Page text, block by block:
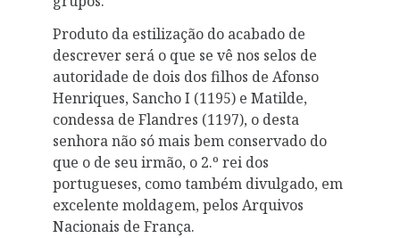
Produto da estilização do acabado de
descrever será o que se vê nos selos de
autoridade de dois dos filhos de Afonso
Henriques, Sancho I (1195) e Matilde,
condessa de Flandres (1197), o desta
senhora não só mais bem conservado do
que o de seu irmão, o 2.º rei dos
portugueses, como também divulgado, em
excelente moldagem, pelos Arquivos
Nacionais de França.